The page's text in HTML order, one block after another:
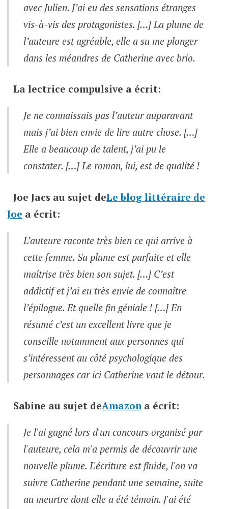
avec Julien. J’ai eu des sensations étranges
vis-à-vis des protagonistes. […] La plume de
l’auteure est agréable, elle a su me plonger
dans les méandres de Catherine avec brio.
La lectrice compulsive a écrit:
Je ne connaissais pas l’auteur auparavant
mais j’ai bien envie de lire autre chose. […]
Elle a beaucoup de talent, j’ai pu le
constater. […] Le roman, lui, est de qualité !
Joe Jacs au sujet deLe blog littéraire de
Joe a écrit:
L’auteure raconte très bien ce qui arrive à
cette femme. Sa plume est parfaite et elle
maîtrise très bien son sujet. […] C’est
addictif et j’ai eu très envie de connaître
l’épilogue. Et quelle fin géniale ! […] En
résumé c’est un excellent livre que je
conseille notamment aux personnes qui
s’intéressent au côté psychologique des
personnages car ici Catherine vaut le détour.
Sabine au sujet deAmazona écrit:
Je l'ai gagné lors d'un concours organisé par
l'auteure, cela m'a permis de découvrir une
nouvelle plume. L'écriture est fluide, l'on va
suivre Catherine pendant une semaine, suite
au meurtre dont elle a été témoin. J'ai été